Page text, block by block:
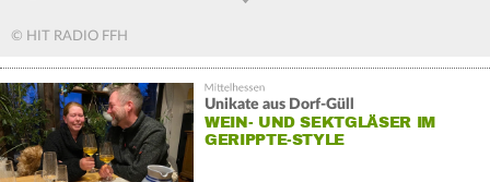
© HIT RADIO FFH
Unikate aus Dorf-Güll
WEIN- UND SEKTGLÄSER IM
GERIPPTE-STYLE